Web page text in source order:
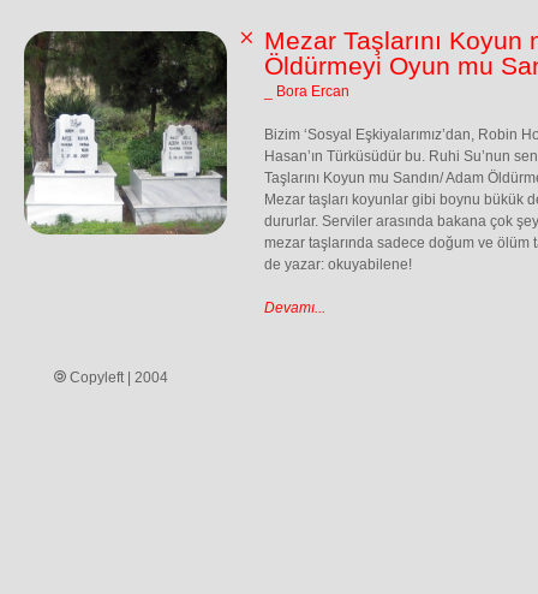
Mezar Taşlarını Koyun
Öldürmeyi Oyun mu
_ Bora Ercan
Bizim ‘Sosyal Eşkiyalarımız’dan, Robin
Hasan’ın Türküsüdür bu. Ruhi Su’nun
Taşlarını Koyun mu Sandın/ Adam
Mezar taşları koyunlar gibi boynu bükük
dururlar. Serviler arasında bakana çok
mezar taşlarında sadece doğum ve
de yazar: okuyabilene!
Devamı...
Copyleft | 2004